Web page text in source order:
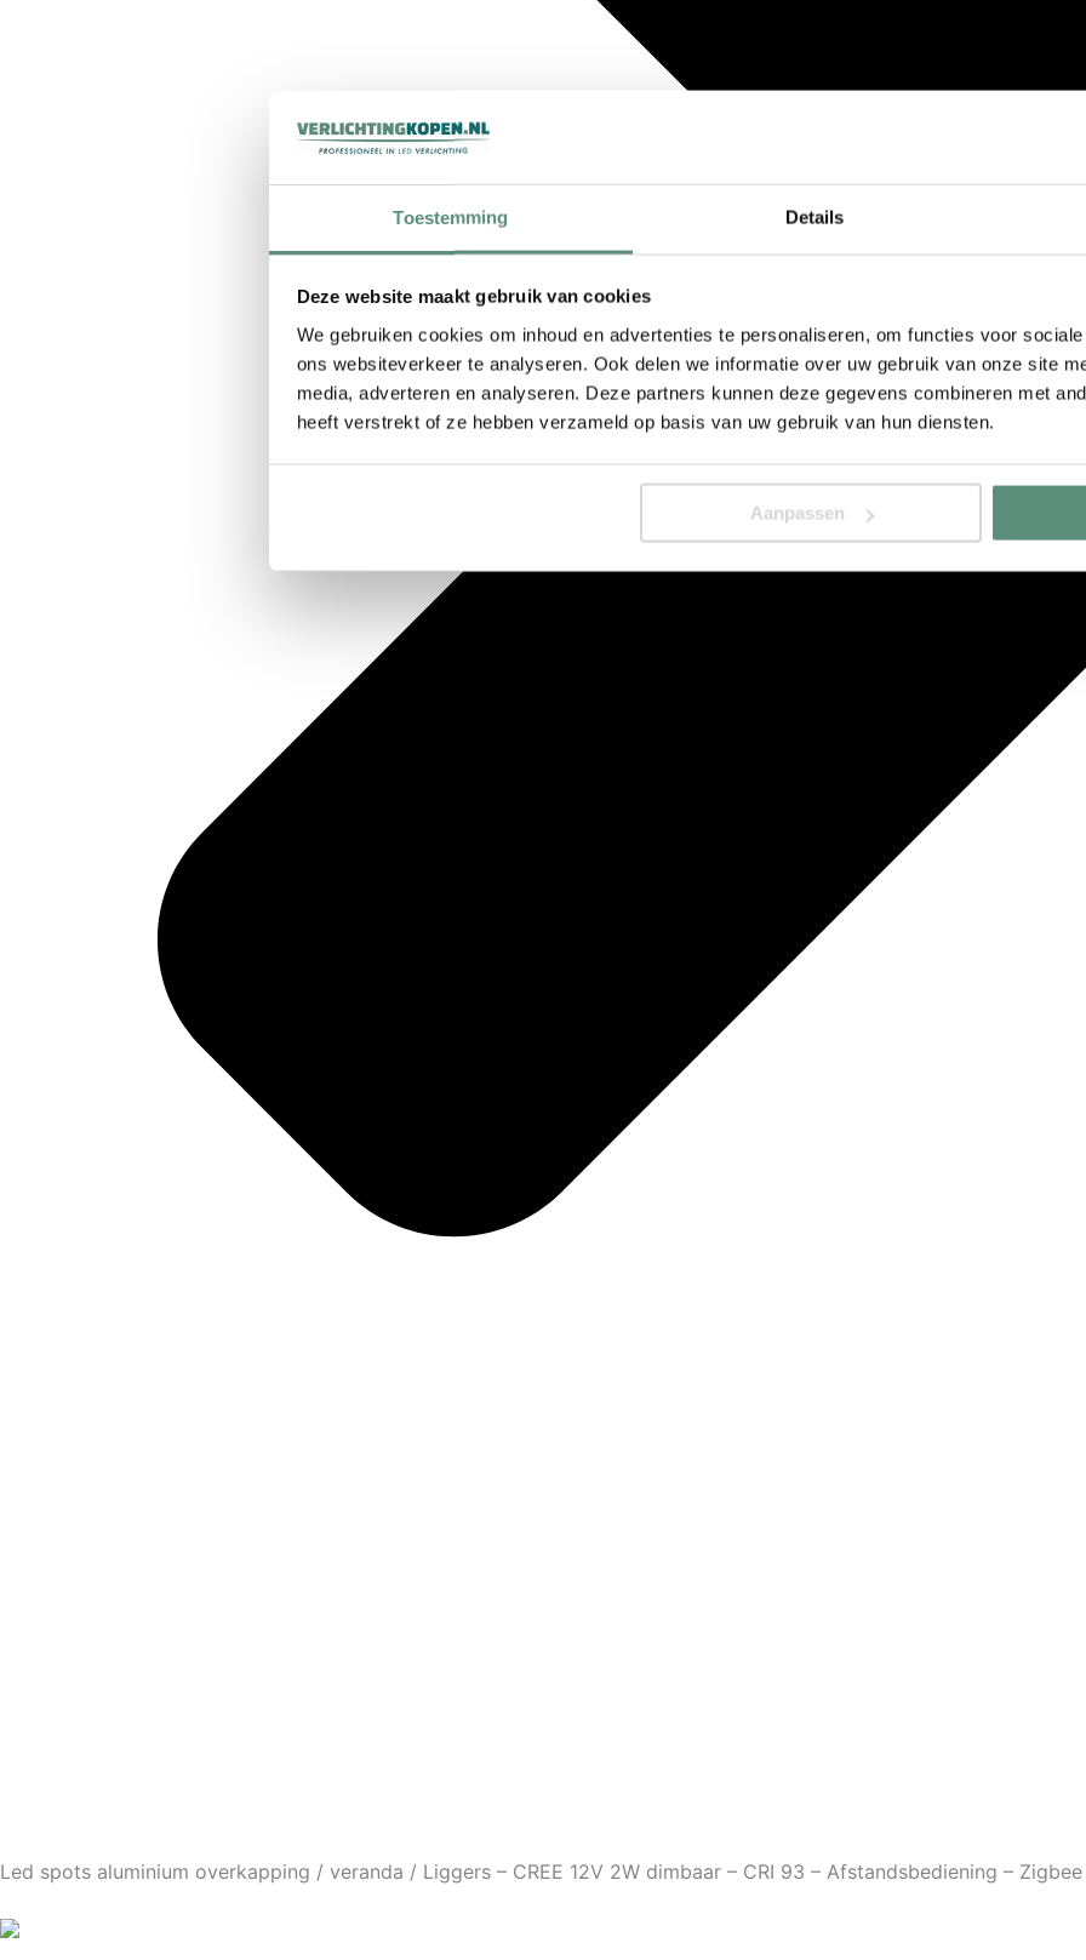
Toestemming Details
Deze website maakt gebruik van cookies
We gebruiken cookies om inhoud en advertenties te personaliseren, om functies voor
ons websiteverkeer te analyseren. Ook delen we informatie over uw gebruik van onze site
media, adverteren en analyseren. Deze partners kunnen deze gegevens combineren met
heeft verstrekt of ze hebben verzameld op basis van uw gebruik van hun diensten.
Aanpassen
Led spots aluminium overkapping / veranda / Liggers – CREE 12V 2W dimbaar – CRI 93 – Afstandsbediening – Zigbee